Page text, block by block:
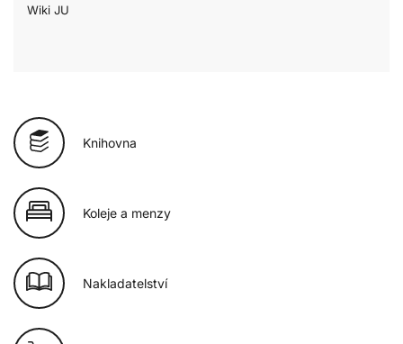
Wiki JU
Knihovna
Koleje a menzy
Nakladatelství